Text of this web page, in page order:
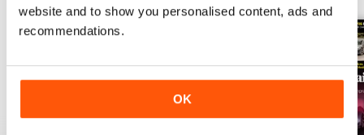
website and to show you personalised content, ads and
recommendations.
OK